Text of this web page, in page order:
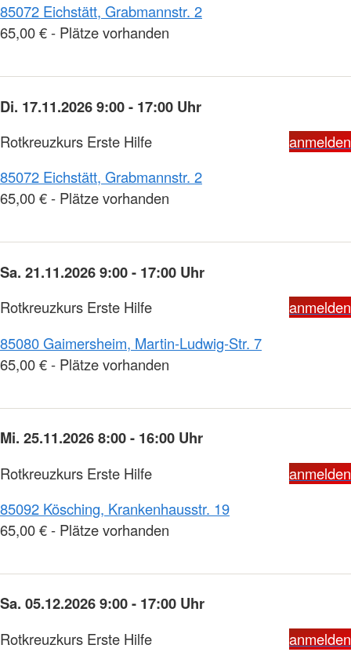
85072 Eichstätt, Grabmannstr. 2
65,00 € - Plätze vorhanden
Di. 17.11.2026 9:00 - 17:00 Uhr
Rotkreuzkurs Erste Hilfe
anmelden
85072 Eichstätt, Grabmannstr. 2
65,00 € - Plätze vorhanden
Sa. 21.11.2026 9:00 - 17:00 Uhr
Rotkreuzkurs Erste Hilfe
anmelden
85080 Gaimersheim, Martin-Ludwig-Str. 7
65,00 € - Plätze vorhanden
Mi. 25.11.2026 8:00 - 16:00 Uhr
Rotkreuzkurs Erste Hilfe
anmelden
85092 Kösching, Krankenhausstr. 19
65,00 € - Plätze vorhanden
Sa. 05.12.2026 9:00 - 17:00 Uhr
Rotkreuzkurs Erste Hilfe
anmelden